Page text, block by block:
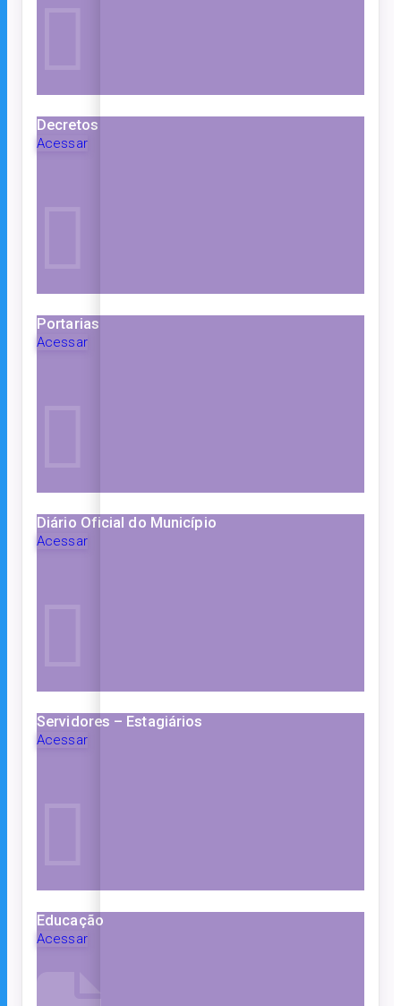
Decretos
Acessar
Portarias
Acessar
Diário Oficial do Município
Acessar
Servidores – Estagiários
Acessar
Educação
Acessar